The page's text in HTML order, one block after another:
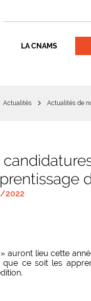
LA CNAMS
Actualités Actualités de
2022
auront lieu cette
ce soit les